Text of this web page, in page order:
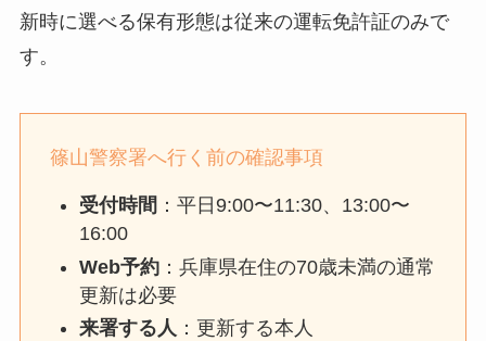
新時に選べる保有形態は従来の運転免許証のみで
す。
篠山警察署へ行く前の確認事項
受付時間 ：平日9:00〜11:30、13:00〜
16:00
Web予約：兵庫県在住の70歳未満の通常
更新は必要
来署する人 ：更新する本人